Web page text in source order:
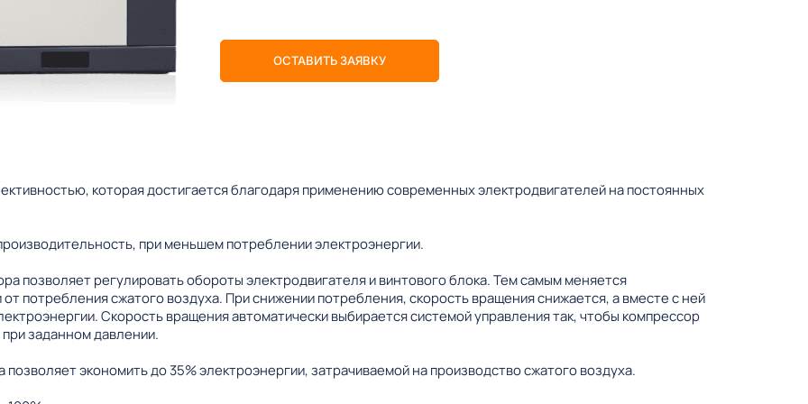
ОСТАВИТЬ ЗАЯВКУ
которая достигается благодаря применению современных электродвигателей на постоянных
при меньшем потреблении электроэнергии.
позволяет регулировать обороты электродвигателя и винтового блока. Тем самым меняется
потребления сжатого воздуха. При снижении потребления, скорость вращения снижается, а вместе с ней
Скорость вращения автоматически выбирается системой управления так, чтобы компрессор
заданном давлении.
экономить до 35% электроэнергии, затрачиваемой на производство сжатого воздуха.